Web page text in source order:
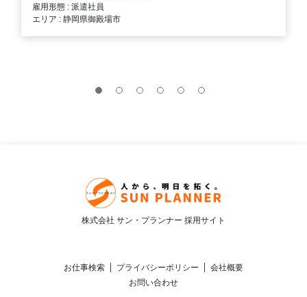
雇用形態 : 派遣社員
エリア : 静岡県御殿場市
株式会社 サン・プランナー 採用サイト
お仕事検索 プライバシーポリシー
会社概要
お問い合わせ